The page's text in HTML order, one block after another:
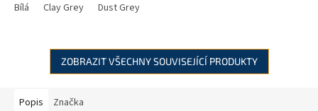
Bílá Clay Grey Dust Grey
ZOBRAZIT VŠECHNY SOUVISEJÍCÍ PRODUKTY
Popis Značka